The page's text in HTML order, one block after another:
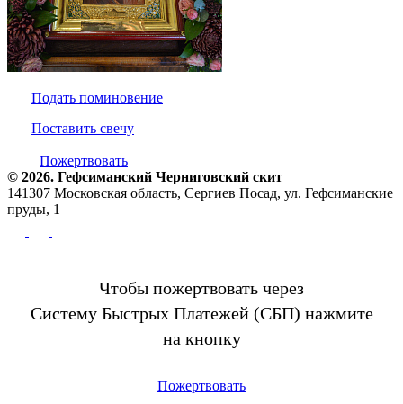
Подать поминовение
Поставить свечу
Пожертвовать
© 2026. Гефсиманский Черниговский cкит
141307 Московская область, Сергиев Посад, ул. Гефсиманские
пруды, 1
Чтобы пожертвовать через
Систему Быстрых Платежей (СБП) нажмите
на кнопку
Пожертвовать